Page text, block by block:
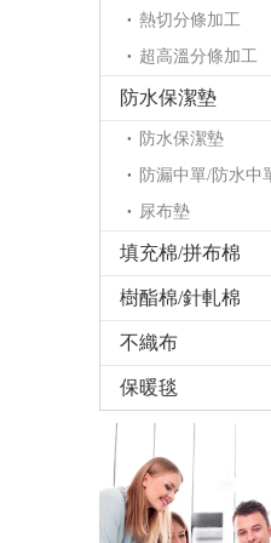
熱切分條加工
超高溫分條加工
防水保潔墊
防水保潔墊
防漏中單/防水中
尿布墊
填充棉/拼布棉
樹酯棉/針軋棉
不織布
保暖毯